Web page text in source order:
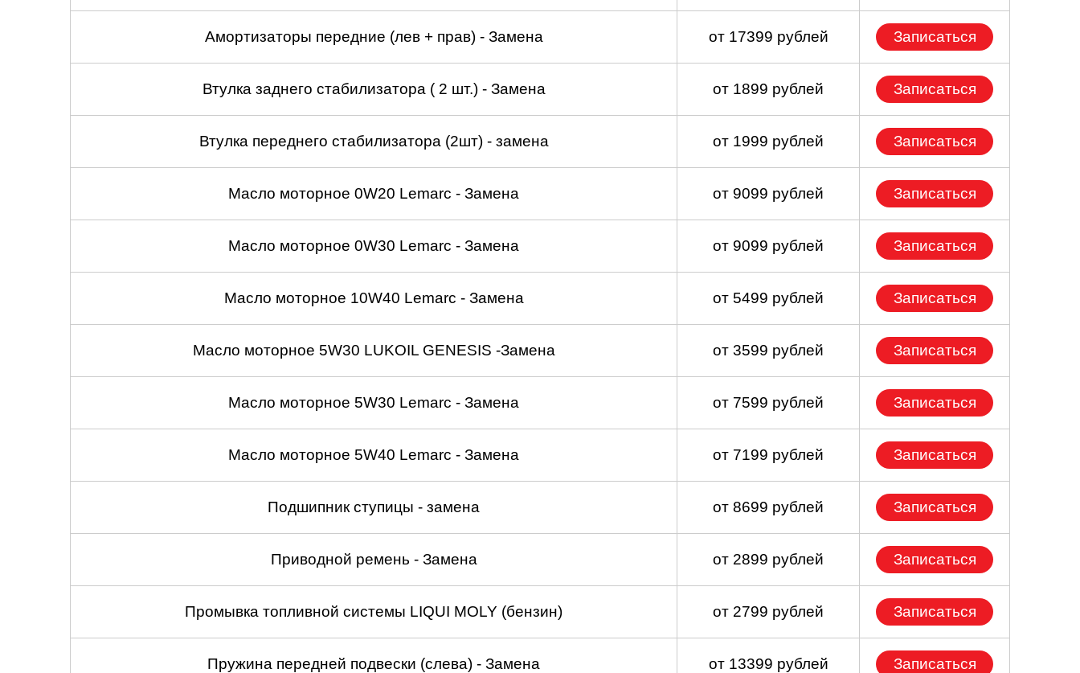
Амортизаторы передние (лев + прав) - Замена от 17399 рублей Записаться
Втулка заднего стабилизатора ( 2 шт.) - Замена от 1899 рублей Записаться
Втулка переднего стабилизатора (2шт) - замена от 1999 рублей Записаться
Масло моторное 0W20 Lemarc - Замена от 9099 рублей Записаться
Масло моторное 0W30 Lemarc - Замена от 9099 рублей Записаться
Масло моторное 10W40 Lemarc - Замена от 5499 рублей Записаться
Масло моторное 5W30 LUKOIL GENESIS -Замена от 3599 рублей Записаться
Масло моторное 5W30 Lemarc - Замена от 7599 рублей Записаться
Масло моторное 5W40 Lemarc - Замена от 7199 рублей Записаться
Подшипник ступицы - замена от 8699 рублей Записаться
Приводной ремень - Замена от 2899 рублей Записаться
Промывка топливной системы LIQUI MOLY (бензин) от 2799 рублей Записаться
Пружина передней подвески (слева) - Замена от 13399 рублей Записаться